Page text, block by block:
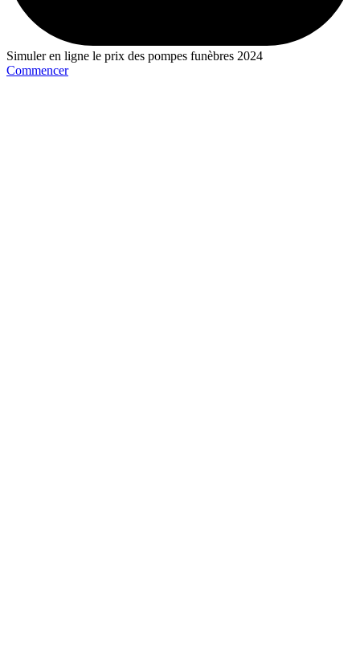
Simuler en ligne le prix des pompes funèbres 2024
Commencer